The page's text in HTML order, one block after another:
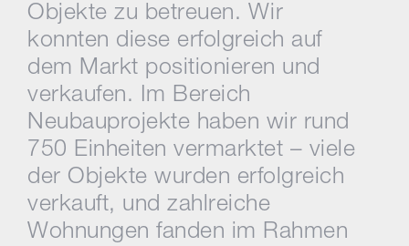
Objekte zu betreuen. Wir
konnten diese erfolgreich auf
dem Markt positionieren und
verkaufen. Im Bereich
Neubauprojekte haben wir rund
750 Einheiten vermarktet – viele
der Objekte wurden erfolgreich
verkauft, und zahlreiche
Wohnungen fanden im Rahmen